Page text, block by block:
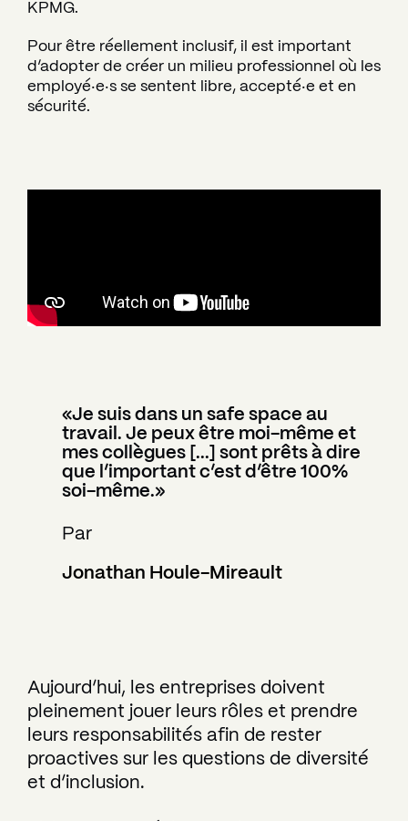
KPMG.
Pour être réellement inclusif, il est important
d’adopter de créer un milieu professionnel où les
employé‧e‧s se sentent libre, accepté‧e et en
sécurité.
«Je suis dans un safe space au
travail. Je peux être moi-même et
mes collègues [...] sont prêts à dire
que l’important c’est d’être 100%
soi-même.»
Par
Jonathan Houle-Mireault
Aujourd’hui, les entreprises doivent
pleinement jouer leurs rôles et prendre
leurs responsabilités afin de rester
proactives sur les questions de diversité
et d’inclusion.